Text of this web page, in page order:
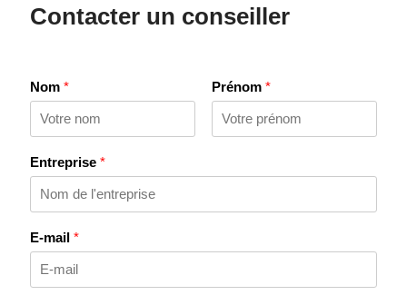
Contacter un conseiller
Nom * Prénom *
Entreprise *
E-mail *